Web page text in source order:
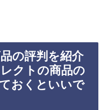
の評判を紹介
クトの商品の
おくといいで